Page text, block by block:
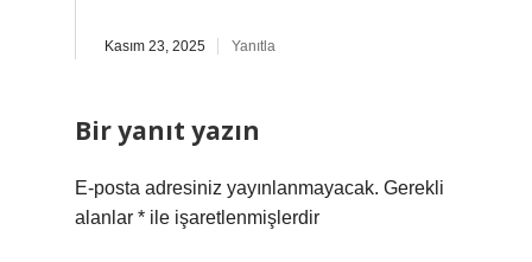
Kasım 23, 2025 Yanıtla
Bir yanıt yazın
E-posta adresiniz yayınlanmayacak. Gerekli
alanlar * ile işaretlenmişlerdir